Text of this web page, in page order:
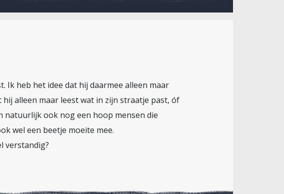
Ik heb het idee dat hij daarmee alleen maar
alleen maar leest wat in zijn straatje past, óf
natuurlijk ook nog een hoop mensen die
wel een beetje moeite mee.
verstandig?